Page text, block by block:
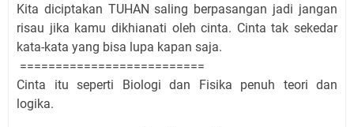
Kita diciptakan TUHAN saling berpasangan jadi jangan
risau jika kamu dikhianati oleh cinta. Cinta tak sekedar
kata-kata yang bisa lupa kapan saja.
==========================
Cinta itu seperti Biologi dan Fisika penuh teori dan
logika.